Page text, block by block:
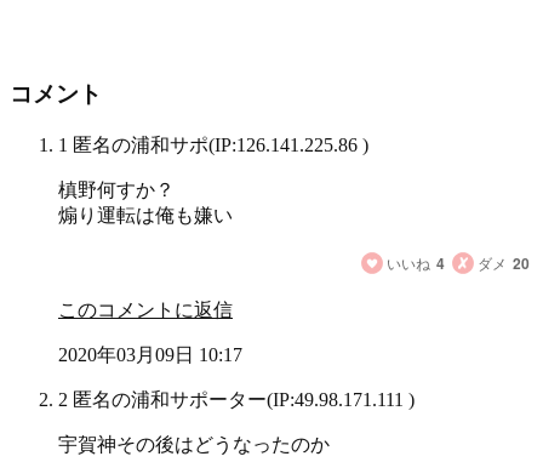
コメント
1 匿名の浦和サポ(IP:126.141.225.86 )
槙野何すか？
煽り運転は俺も嫌い
いいね 4 ダメ 20
このコメントに返信
2020年03月09日 10:17
2 匿名の浦和サポーター(IP:49.98.171.111 )
宇賀神その後はどうなったのか